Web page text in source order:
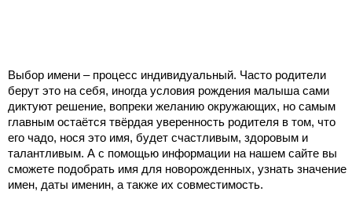
Выбор имени – процесс индивидуальный. Часто родители
берут это на себя, иногда условия рождения малыша сами
диктуют решение, вопреки желанию окружающих, но самым
главным остаётся твёрдая уверенность родителя в том, что
его чадо, нося это имя, будет счастливым, здоровым и
талантливым. А с помощью информации на нашем сайте вы
сможете подобрать имя для новорожденных, узнать значение
имен, даты именин, а также их совместимость.